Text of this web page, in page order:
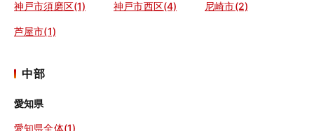
神戸市須磨区(1) 神戸市西区(4) 尼崎市(2)
芦屋市(1)
中部
愛知県
愛知県全体(1)